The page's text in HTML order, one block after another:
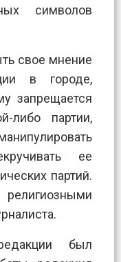
символов
свое мнение
в городе,
запрещается
либо партии,
ее
партий.
религиозными
был